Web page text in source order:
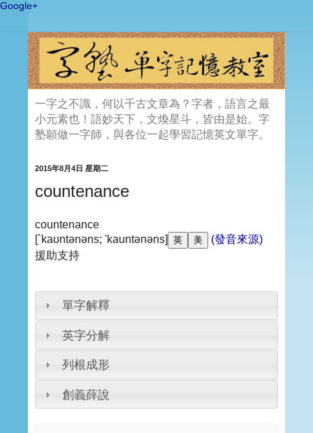
Google+
一字之不識，何以千古文章為？字者，語言之最
小元素也！語妙天下，文煥星斗，皆由是始。字
塾願做一字師，與各位一起學習記憶英文單字。
2015年8月4日 星期二
countenance
countenance
[`kaʊntənəns; 'kauntənəns]
(發音來源)
援助支持
單字解釋
英字分解
列根成形
創義薛說